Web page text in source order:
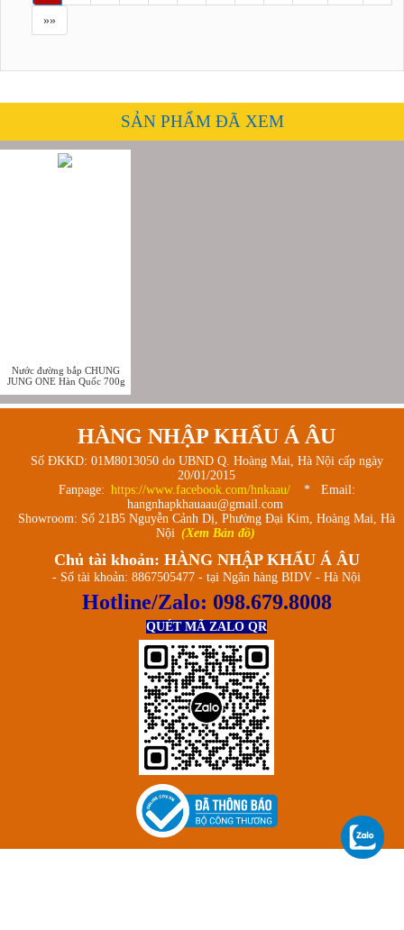
»»
SẢN PHẨM ĐÃ XEM
Nước đường bắp CHUNG
JUNG ONE Hàn Quốc 700g
HÀNG NHẬP KHẨU Á ÂU
Số ĐKKD: 01M8013050 do UBND Q. Hoàng Mai, Hà Nội cấp ngày
20/01/2015
Fanpage: https://www.facebook.com/hnkaau/
* Email:
hangnhapkhauaau@gmail.com
Showroom: Số 21B5 Nguyễn Cảnh Dị, Phường Đại Kim, Hoàng Mai, Hà
Nội (Xem Bản đồ)
Chủ tài khoản: HÀNG NHẬP KHẨU Á ÂU
- Số tài khoản: 8867505477 - tại Ngân hàng BIDV - Hà Nội
Hotline/Zalo: 098.679.8008
QUÉT MÃ ZALO QR